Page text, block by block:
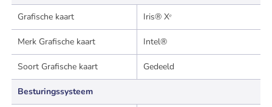
Grafische kaart Iris® Xᵉ
Merk Grafische kaart Intel®
Soort Grafische kaart Gedeeld
Besturingssysteem